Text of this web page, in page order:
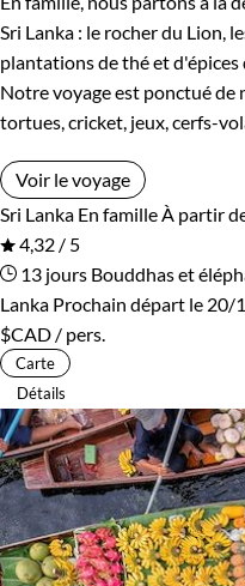
Rwanda
Sri Lanka
Vietnam
Sri Lanka : le rocher du Lion,
plantations de thé et d'épices
Notre voyage est ponctué de
tortues, cricket, jeux, cerfs-
Voir le voyage
Sri Lanka En famille À partir
4,32 / 5
13 jours Bouddhas et
Lanka Prochain départ le 20/
$CAD / pers.
Carte
Détails